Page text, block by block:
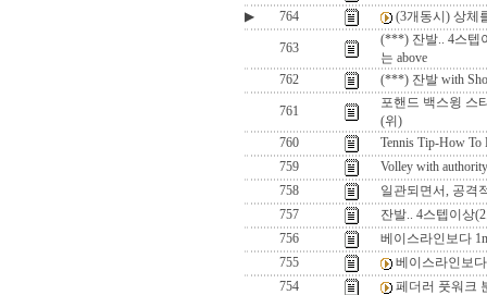
▶
764 (3개동시) 상체
763
(***) 잔발.. 4스텝
는 above
762
(***) 잔발 with
761
포핸드 백스윙 스
(위)
760
Tennis Tip-How To
759
Volley with
758
일관되면서, 공격
757
잔발.. 4스텝이상
756
베이스라인보다
755
베이스라인보
754
페더러 풋워크